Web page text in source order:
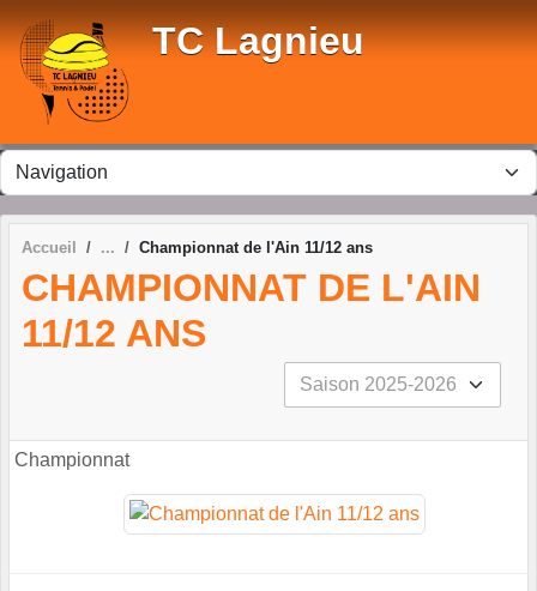
TC Lagnieu
Accueil Championnat de l'Ain 11/12 ans
CHAMPIONNAT DE L'AIN
11/12 ANS
Championnat